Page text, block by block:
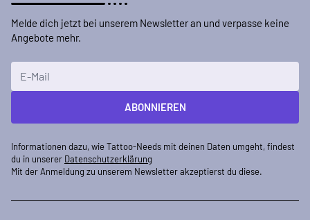
Melde dich jetzt bei unserem Newsletter an und verpasse keine
Angebote mehr.
ABONNIEREN
Informationen dazu, wie Tattoo-Needs mit deinen Daten umgeht, findest
du in unserer Datenschutzerklärung
Mit der Anmeldung zu unserem Newsletter akzeptierst du diese.